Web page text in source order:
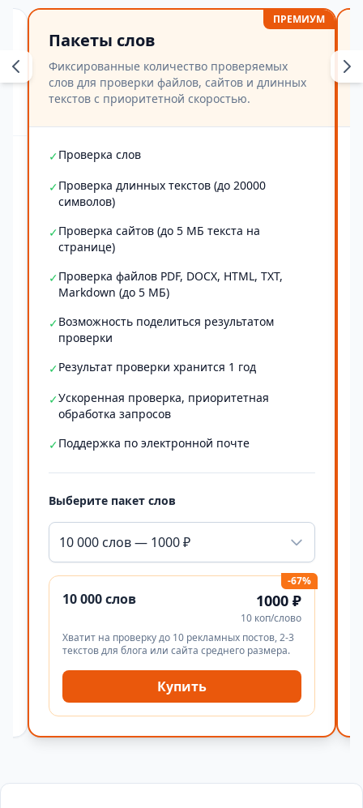
ПРЕМИУМ
Пакеты слов
Фиксированные количество проверяемых
слов для проверки файлов, сайтов и длинных
текстов с приоритетной скоростью.
✓Проверка слов
✓Проверка длинных текстов (до 20000
символов)
✓Проверка сайтов (до 5 МБ текста на
странице)
✓Проверка файлов PDF, DOCX, HTML, TXT,
Markdown (до 5 МБ)
✓Возможность поделиться результатом
проверки
✓Результат проверки хранится 1 год
✓Ускоренная проверка, приоритетная
обработка запросов
✓Поддержка по электронной почте
Выберите пакет слов
10 000 слов — 1000 ₽
-67%
10 000 слов 1000 ₽
10 коп/слово
Хватит на проверку до 10 рекламных постов, 2-3
текстов для блога или сайта среднего размера.
Купить